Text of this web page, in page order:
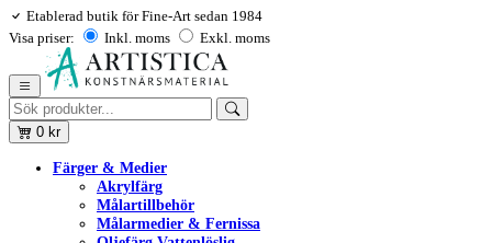
Etablerad butik för Fine-Art sedan 1984
Visa priser:
Inkl. moms Exkl. moms
0 kr
Färger & Medier
Akrylfärg
Målartillbehör
Målarmedier & Fernissa